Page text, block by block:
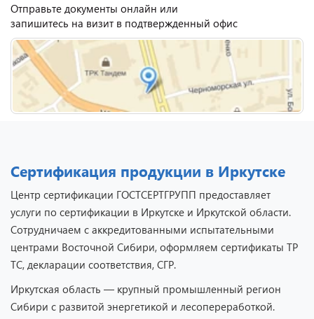
Отправьте документы онлайн или
запишитесь на визит в подтвержденный офис
Сертификация продукции в Иркутске
Центр сертификации ГОСТСЕРТГРУПП предоставляет
услуги по сертификации в Иркутске и Иркутской области.
Сотрудничаем с аккредитованными испытательными
центрами Восточной Сибири, оформляем сертификаты ТР
ТС, декларации соответствия, СГР.
Иркутская область — крупный промышленный регион
Сибири с развитой энергетикой и лесопереработкой.